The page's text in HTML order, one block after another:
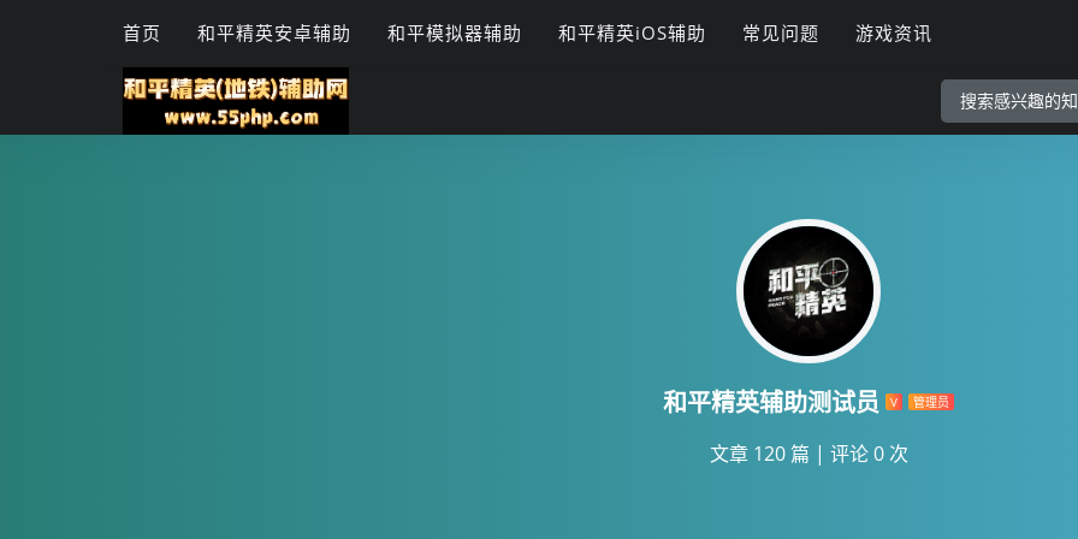
首页 和平精英安卓辅助 和平模拟器辅助 和平精英iOS辅助 常见问题 游戏资讯
和平精英辅助测试员 V 管理员
文章 120 篇 | 评论 0 次